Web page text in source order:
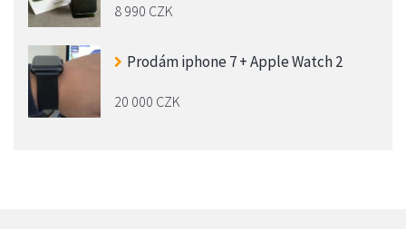
8 990 CZK
Prodám iphone 7 + Apple Watch 2
20 000 CZK